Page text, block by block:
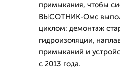
примыкания, чтобы
ВЫСОТНИК-Омс
циклом: демонтаж
гидроизоляции,
примыканий и
с 2013 года.